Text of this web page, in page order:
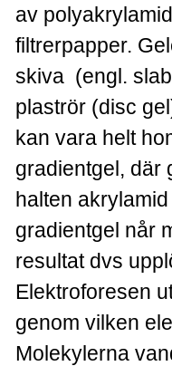
av
filtrerpapper.
skiva (engl.
plaströr (disc
kan vara helt
gradientgel, där
halten
gradientgel når
resultat dvs
Elektroforesen
genom vilken
Molekylerna